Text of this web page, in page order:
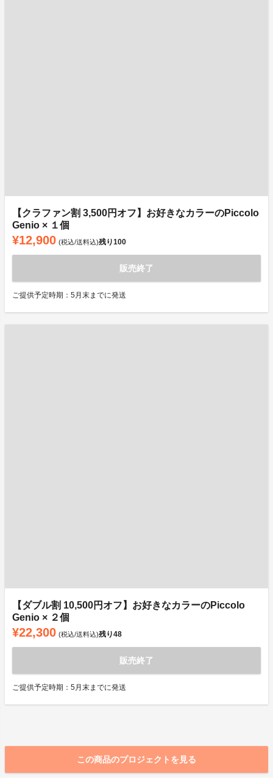
【クラファン割 3,500円オフ】お好きなカラーのPiccolo
Genio × １個
¥12,900 (税込/送料込)残り100
販売終了
ご提供予定時期：5月末までに発送
【ダブル割 10,500円オフ】お好きなカラーのPiccolo
Genio × ２個
¥22,300 (税込/送料込)残り48
販売終了
ご提供予定時期：5月末までに発送
この商品のプロジェクトを見る